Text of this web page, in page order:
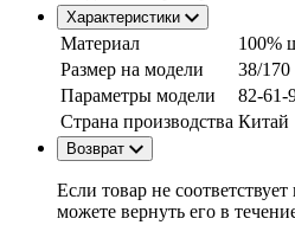
Характеристики
Материал
100%
Размер на модели
38/170
Параметры модели
82-61-
Страна производства Китай
Возврат
Если товар не
можете вернуть его в